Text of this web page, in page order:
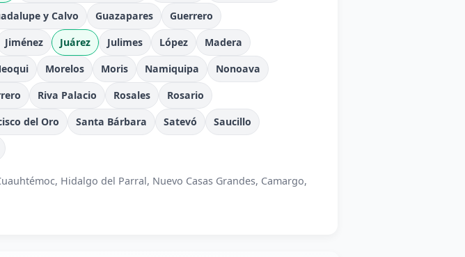
y Calvo Guazapares
Guerrero
Jiménez Juárez Julimes López
Madera
Morelos Moris Namiquipa
Nonoava
Riva Palacio Rosales
Rosario
del Oro Santa Bárbara Satevó
Saucillo
Hidalgo del Parral, Nuevo Casas Grandes, Camargo,